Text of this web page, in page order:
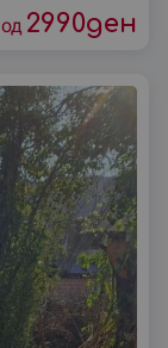
од 2990ден